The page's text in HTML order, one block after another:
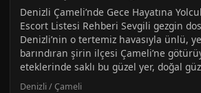
Denizli Çameli’nde Gece Hayatına
Escort Listesi Rehberi Sevgili gezgin
Denizli’nin o tertemiz havasıyla ünlü,
barındıran şirin ilçesi Çameli’ne
eteklerinde saklı bu güzel yer, doğal
Denizli / Çameli